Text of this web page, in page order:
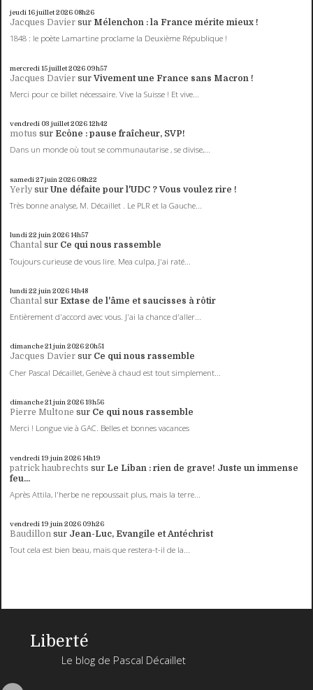
jeudi 16juillet 2026 08h26
Jacques Davier sur Mélenchon : la France mérite mieux !
1848 : le poète Lamartine proclame la Deuxième République !
mercredi 15juillet 2026 09h57
Jacques Davier surVivement une France sans Macron !
Merci pour ce billet nécessaire. Vive la Suisse ! Et vive...
vendredi 03 juillet 202612h42
motus sur Ecône : pause fraîcheur, SVP!
Dans un monde où tout se communautarise , se divise,...
samedi 27juin 2026 08h22
Yerly surUne défaite pour l'UDC ? Vous voulez rire !
Très bonne analyse, M. Décaillet . Le PLR et la Gauche...
lundi 22 juin 202614h57
Chantal sur Ce qui nous rassemble
Toujours curieuse de vous lire. Mea culpa, J'ai raté...
lundi 22 juin 202614h48
Chantal sur Extase de l'âme et saucisses à rôtir
Entièrement d'accord avec vous. J'ai la chance d'aller...
dimanche 21juin 202620h51
Jacques Davier sur Ce qui nous rassemble
Cher Pascal Décaillet, Genève à chaud est tout simplement...
dimanche 21 juin 202613h56
Pierre Multone sur Ce qui nous rassemble
Merci ! Longue vie à GAC. Belles et bonnes vacances
vendredi 19 juin 202614h19
patrick haubrechts sur Le Liban : rien de grave! Juste un immense
feu...
Après Attila, l'herbe ne repoussait plus, mais la terre...
vendredi 19 juin 2026 09h26
Baudillon sur Jean-Luc, Evangile et Antéchrist
Tout cela est bien beau, mais que restera-t-il de la...
Liberté
Le blog de Pascal Décaillet